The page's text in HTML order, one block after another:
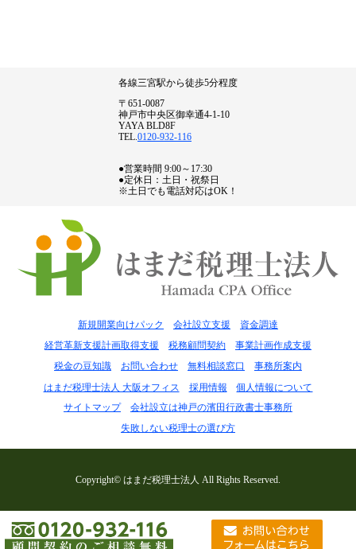
各線三宮駅から徒歩5分程度
〒651-0087
神戸市中央区御幸通4-1-10
YAYA BLD8F
TEL.0120-932-116
●営業時間 9:00～17:30
●定休日：土日・祝祭日
※土日でも電話対応はOK！
新規開業向けパック 会社設立支援
資金調達
経営革新支援計画取得支援
税務顧問契約
事業計画作成支援
税金の豆知識
お問い合わせ 無料相談窓口
事務所案内
はまだ税理士法人 大阪オフィス
採用情報
個人情報について
サイトマップ
会社設立は神戸の濱田行政書士事務所
失敗しない税理士の選び方
Copyright© はまだ税理士法人 All Rights Reserved.